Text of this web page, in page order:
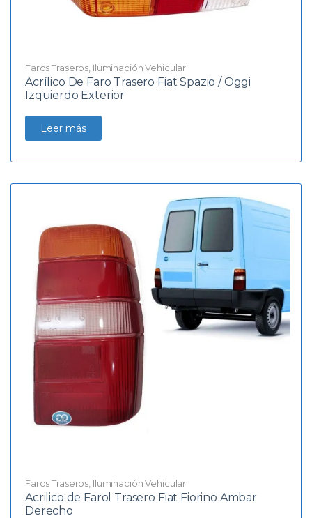
Faros Traseros Iluminación Vehicular
Acrílico De Faro Trasero Fiat Spazio / Oggi
Izquierdo Exterior
Leer más
Faros Traseros Iluminación Vehicular
Acrilico de Farol Trasero Fiat Fiorino Ambar
Derecho